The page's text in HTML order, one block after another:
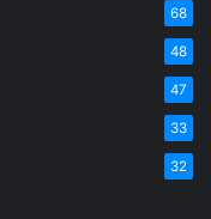
68
48
47
33
32